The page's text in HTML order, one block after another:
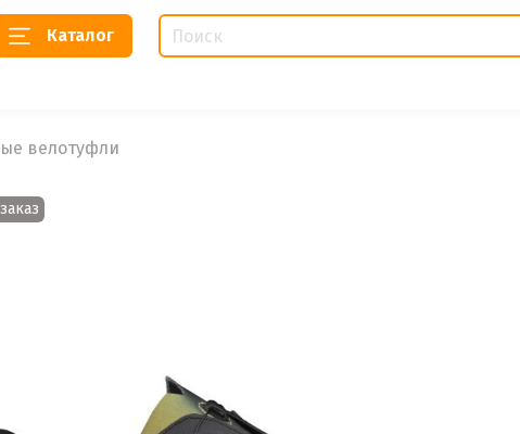
Каталог
велотуфли